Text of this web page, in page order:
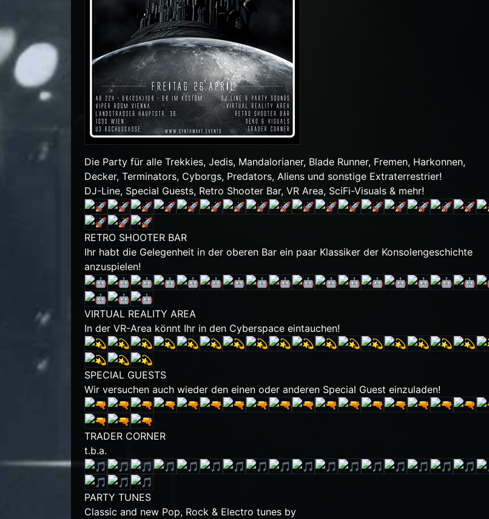
Die Party für alle Trekkies, Jedis, Mandalorianer, Blade Runner, Fremen, Harkonnen,
Decker, Terminators, Cyborgs, Predators, Aliens und sonstige Extraterrestrier!
DJ-Line, Special Guests, Retro Shooter Bar, VR Area, SciFi-Visuals & mehr!
RETRO SHOOTER BAR
Ihr habt die Gelegenheit in der oberen Bar ein paar Klassiker der Konsolengeschichte
anzuspielen!
VIRTUAL REALITY AREA
In der VR-Area könnt Ihr in den Cyberspace eintauchen!
SPECIAL GUESTS
Wir versuchen auch wieder den einen oder anderen Special Guest einzuladen!
TRADER CORNER
t.b.a.
PARTY TUNES
Classic and new Pop, Rock & Electro tunes by